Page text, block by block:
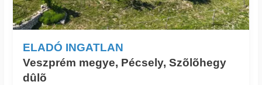
ELADÓ INGATLAN
Veszprém megye, Pécsely, Szõlõhegy
dûlõ